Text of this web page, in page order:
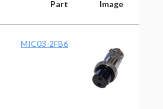
Image
Part Image
Part
MIC03-2FB6